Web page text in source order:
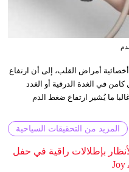
أمراض القلب، إلى أن ارتفاع
في الغدة الدرقية أو الغدد
ما يُشير ارتفاع ضغط الدم
المزيد من التحقيقات السياحية
بإطلالات راقية في حفل
Joy